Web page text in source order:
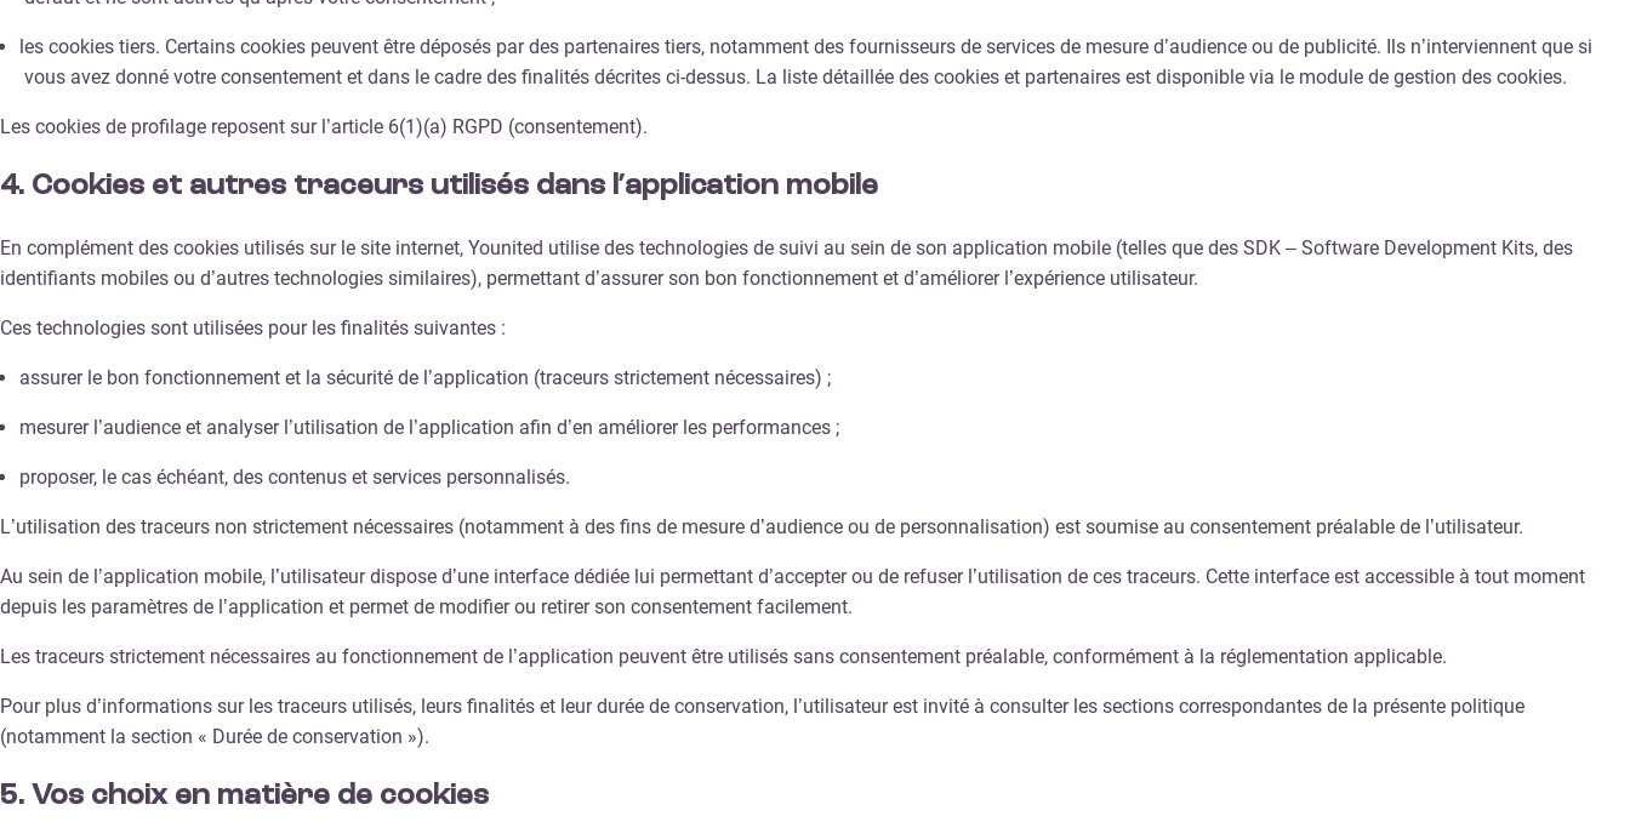
les cookies tiers. Certains cookies peuvent être déposés par des partenaires tiers, notamment des fournisseurs de services de mesure d’audience ou de publicité. Ils n’interviennent que si
vous avez donné votre consentement et dans le cadre des finalités décrites ci-dessus. La liste détaillée des cookies et partenaires est disponible via le module de gestion des cookies.
Les cookies de profilage reposent sur l’article 6(1)(a) RGPD (consentement).
4. Cookies et autres traceurs utilisés dans l’application mobile
En complément des cookies utilisés sur le site internet, Younited utilise des technologies de suivi au sein de son application mobile (telles que des SDK – Software Development Kits, des
identifiants mobiles ou d’autres technologies similaires), permettant d’assurer son bon fonctionnement et d’améliorer l’expérience utilisateur.
Ces technologies sont utilisées pour les finalités suivantes :
assurer le bon fonctionnement et la sécurité de l’application (traceurs strictement nécessaires) ;
mesurer l’audience et analyser l’utilisation de l’application afin d’en améliorer les performances ;
proposer, le cas échéant, des contenus et services personnalisés.
L’utilisation des traceurs non strictement nécessaires (notamment à des fins de mesure d’audience ou de personnalisation) est soumise au consentement préalable de l’utilisateur.
Au sein de l’application mobile, l’utilisateur dispose d’une interface dédiée lui permettant d’accepter ou de refuser l’utilisation de ces traceurs. Cette interface est accessible à tout moment
depuis les paramètres de l’application et permet de modifier ou retirer son consentement facilement.
Les traceurs strictement nécessaires au fonctionnement de l’application peuvent être utilisés sans consentement préalable, conformément à la réglementation applicable.
Pour plus d’informations sur les traceurs utilisés, leurs finalités et leur durée de conservation, l’utilisateur est invité à consulter les sections correspondantes de la présente politique
(notamment la section « Durée de conservation »).
5. Vos choix en matière de cookies